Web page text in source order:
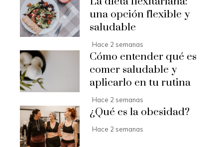
una opción flexible y
saludable
Hace 2 semanas
Cómo entender qué es
comer saludable y
aplicarlo en tu rutina
Hace 2 semanas
¿Qué es la obesidad?
Hace 2 semanas